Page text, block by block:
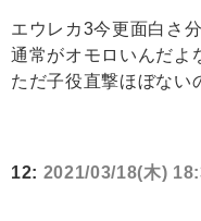
エウレカ3今更面白さ
通常がオモロいんだよ
ただ子役直撃ほぼない
12: 2021/03/18(木)